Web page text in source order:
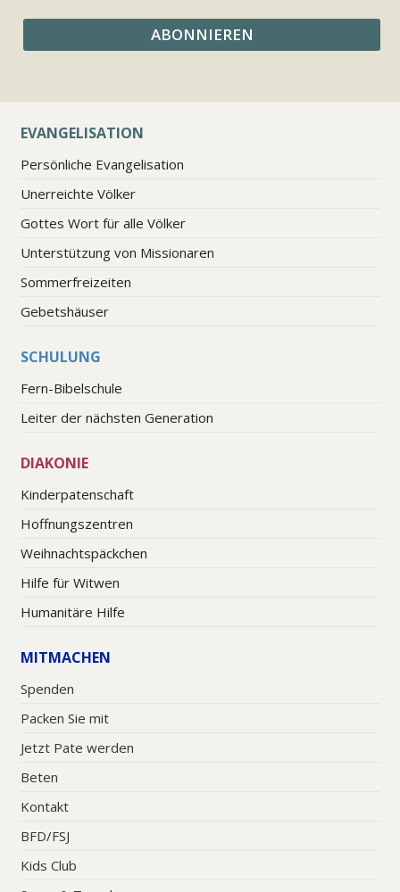
EVANGELISATION
Persönliche Evangelisation
Unerreichte Völker
Gottes Wort für alle Völker
Unterstützung von Missionaren
Sommerfreizeiten
Gebetshäuser
SCHULUNG
Fern-Bibelschule
Leiter der nächsten Generation
DIAKONIE
Kinderpatenschaft
Hoffnungszentren
Weihnachtspäckchen
Hilfe für Witwen
Humanitäre Hilfe
MITMACHEN
Spenden
Packen Sie mit
Jetzt Pate werden
Beten
Kontakt
BFD/FSJ
Kids Club